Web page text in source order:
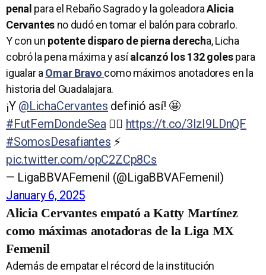
penal para el Rebaño Sagrado y la goleadoraAlicia
Cervantes no dudó en tomar el balón para cobrarlo.
Y con un potente disparo de pierna derecha, Licha
cobró la pena máxima y asíalcanzó los 132 golespara
igualar aOmar Bravo como máximos anotadores en la
historia del Guadalajara.
¡Y @LichaCervantes definió así! 🤩
#FutFemDondeSea 👉🏼 https://t.co/3lzI9LDnQF
#SomosDesafiantes ⚡️
pic.twitter.com/opC2ZCp8Cs
— LigaBBVAFemenil (@LigaBBVAFemenil)
January 6, 2025
Alicia Cervantes empató a Katty Martínez
como máximas anotadoras de la Liga MX
Femenil
Además de empatar el récord de la institución